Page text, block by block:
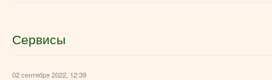
Сервисы
02 сентября 2022, 12:39